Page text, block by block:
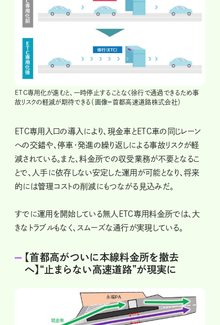
ETC専用化が進むと、一時停止することなく徐行で通過できるため事
故リスクの軽減が期待できる（画像＝首都高速道路株式会社）
ETC専用入口の導入により、現金車とETC車の同じレーン
への交錯や、停車・発進の繰り返しによる事故リスクが軽
減されている。また、料金所での収受業務が不要となるこ
とで、人手に依存しない安定した運用が可能となり、将来
的には管理コストの削減にもつながる見込みだ。
すでに運用を開始している無人ETC専用料金所では、大
きなトラブルもなく、スムーズな通行が実現している。
【首都高がついに本線料金所を撤去
へ】“止まらない高速道路”が現実に